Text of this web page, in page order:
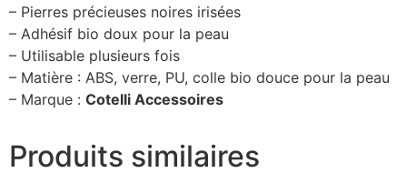
– Pierres précieuses noires irisées
– Adhésif bio doux pour la peau
– Utilisable plusieurs fois
– Matière : ABS, verre, PU, colle bio douce pour la peau
– Marque : Cotelli Accessoires
Produits similaires